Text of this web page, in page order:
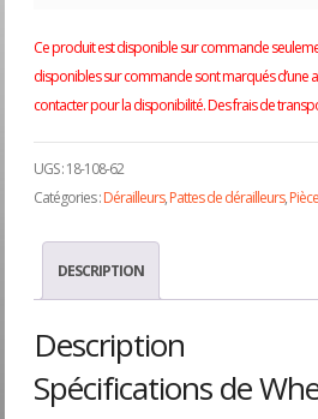
Ce produit est disponible sur commande
disponibles sur commande sont marqués d’une
contacter pour la disponibilité. Des frais de
UGS :18-108-62
Catégories :Dérailleurs,Pattes de dérailleurs,
DESCRIPTION
Description
Spécifications de